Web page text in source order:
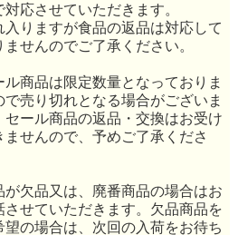
対応させていただきます。
入りますが食品の返品は対応して
ませんのでご了承ください。
ル商品は限定数量となっておりま
で売り切れとなる場合がございま
セール商品の返品・交換はお受け
ませんので、予めご了承くださ
が欠品又は、廃番商品の場合はお
させていただきます。欠品商品を
望の場合は、次回の入荷をお待ち